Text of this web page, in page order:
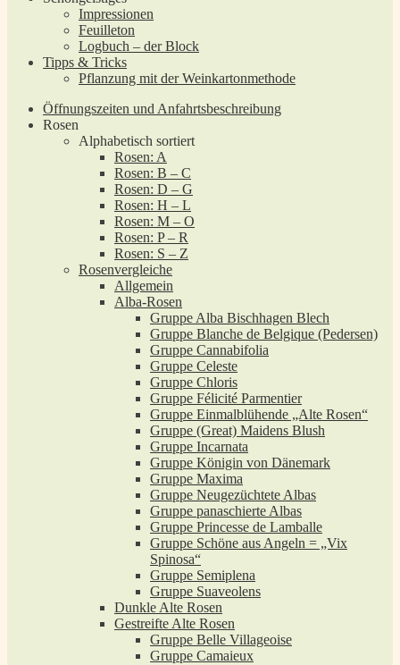
Impressionen
Feuilleton
Logbuch – der Block
Tipps & Tricks
Pflanzung mit der Weinkartonmethode
Öffnungszeiten und Anfahrtsbeschreibung
Rosen
Alphabetisch sortiert
Rosen: A
Rosen: B – C
Rosen: D – G
Rosen: H – L
Rosen: M – O
Rosen: P – R
Rosen: S – Z
Rosenvergleiche
Allgemein
Alba-Rosen
Gruppe Alba Bischhagen Blech
Gruppe Blanche de Belgique (Pedersen)
Gruppe Cannabifolia
Gruppe Celeste
Gruppe Chloris
Gruppe Félicité Parmentier
Gruppe Einmalblühende „Alte Rosen“
Gruppe (Great) Maidens Blush
Gruppe Incarnata
Gruppe Königin von Dänemark
Gruppe Maxima
Gruppe Neugezüchtete Albas
Gruppe panaschierte Albas
Gruppe Princesse de Lamballe
Gruppe Schöne aus Angeln = „Vix
Spinosa“
Gruppe Semiplena
Gruppe Suaveolens
Dunkle Alte Rosen
Gestreifte Alte Rosen
Gruppe Belle Villageoise
Gruppe Camaieux